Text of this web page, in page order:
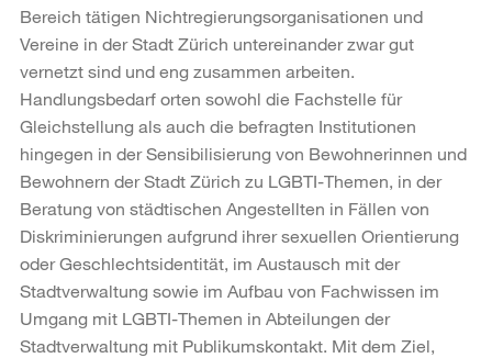
Bereich tätigen Nichtregierungsorganisationen und
Vereine in der Stadt Zürich untereinander zwar gut
vernetzt sind und eng zusammen arbeiten.
Handlungsbedarf orten sowohl die Fachstelle für
Gleichstellung als auch die befragten Institutionen
hingegen in der Sensibilisierung von Bewohnerinnen und
Bewohnern der Stadt Zürich zu LGBTI-Themen, in der
Beratung von städtischen Angestellten in Fällen von
Diskriminierungen aufgrund ihrer sexuellen Orientierung
oder Geschlechtsidentität, im Austausch mit der
Stadtverwaltung sowie im Aufbau von Fachwissen im
Umgang mit LGBTI-Themen in Abteilungen der
Stadtverwaltung mit Publikumskontakt. Mit dem Ziel,